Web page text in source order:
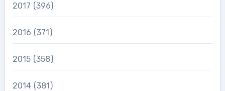
2017 (396)
2016 (371)
2015 (358)
2014 (381)